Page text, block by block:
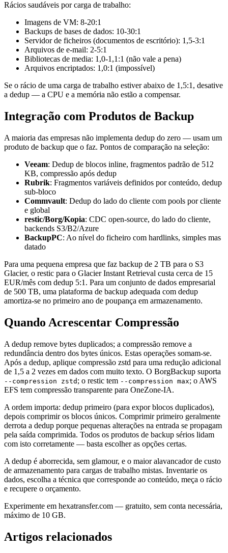
Rácios saudáveis por carga de trabalho:
Imagens de VM: 8-20:1
Backups de bases de dados: 10-30:1
Servidor de ficheiros (documentos de escritório): 1,5-3:1
Arquivos de e-mail: 2-5:1
Bibliotecas de media: 1,0-1,1:1 (não vale a pena)
Arquivos encriptados: 1,0:1 (impossível)
Se o rácio de uma carga de trabalho estiver abaixo de 1,5:1, desative
a dedup — a CPU e a memória não estão a compensar.
Integração com Produtos de Backup
A maioria das empresas não implementa dedup do zero — usam um
produto de backup que o faz. Pontos de comparação na seleção:
Veeam: Dedup de blocos inline, fragmentos padrão de 512
KB, compressão após dedup
Rubrik: Fragmentos variáveis definidos por conteúdo, dedup
sub-bloco
Commvault: Dedup do lado do cliente com pools por cliente
e global
restic/Borg/Kopia: CDC open-source, do lado do cliente,
backends S3/B2/Azure
BackupPC: Ao nível do ficheiro com hardlinks, simples mas
datado
Para uma pequena empresa que faz backup de 2 TB para o S3
Glacier, o restic para o Glacier Instant Retrieval custa cerca de 15
EUR/mês com dedup 5:1. Para um conjunto de dados empresarial
de 500 TB, uma plataforma de backup adequada com dedup
amortiza-se no primeiro ano de poupança em armazenamento.
Quando Acrescentar Compressão
A dedup remove bytes duplicados; a compressão remove a
redundância dentro dos bytes únicos. Estas operações somam-se.
Após a dedup, aplique compressão zstd para uma redução adicional
de 1,5 a 2 vezes em dados com muito texto. O BorgBackup suporta
--compression zstd ; o restic tem --compression max; o AWS
EFS tem compressão transparente para OneZone-IA.
A ordem importa: dedup primeiro (para expor blocos duplicados),
depois comprimir os blocos únicos. Comprimir primeiro geralmente
derrota a dedup porque pequenas alterações na entrada se propagam
pela saída comprimida. Todos os produtos de backup sérios lidam
com isto corretamente — basta escolher as opções certas.
A dedup é aborrecida, sem glamour, e o maior alavancador de custo
de armazenamento para cargas de trabalho mistas. Inventarie os
dados, escolha a técnica que corresponde ao conteúdo, meça o rácio
e recupere o orçamento.
Experimente em hexatransfer.com — gratuito, sem conta necessária,
máximo de 10 GB.
Artigos relacionados